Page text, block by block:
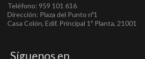
Teléfono: 959 101 616
Dirección: Plaza del Punto nº1
Casa Colón, Edif. Principal 1ª Planta, 21001
Síguenos en